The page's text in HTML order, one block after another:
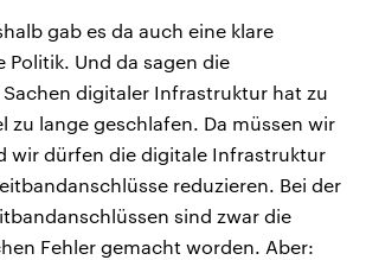
gab es da auch eine klare
Politik. Und da sagen die
digitaler Infrastruktur hat zu
zu lange geschlafen. Da müssen wir
wir dürfen die digitale Infrastruktur
reduzieren. Bei der
sind zwar die
Fehler gemacht worden. Aber: